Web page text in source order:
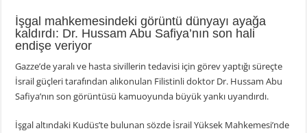
İşgal mahkemesindeki görüntü dünyayı ayağa
kaldırdı: Dr. Hussam Abu Safiya’nın son hali
endişe veriyor
Gazze’de yaralı ve hasta sivillerin tedavisi için görev yaptığı süreçte
İsrail güçleri tarafından alıkonulan Filistinli doktor Dr. Hussam Abu
Safiya’nın son görüntüsü kamuoyunda büyük yankı uyandırdı.
İşgal altındaki Kudüs’te bulunan sözde İsrail Yüksek Mahkemesi’nde